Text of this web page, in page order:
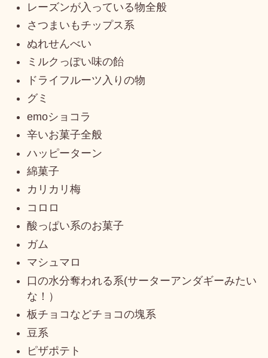
レーズンが入っている物全般
さつまいもチップス系
ぬれせんべい
ミルクっぽい味の飴
ドライフルーツ入りの物
グミ
emoショコラ
辛いお菓子全般
ハッピーターン
綿菓子
カリカリ梅
コロロ
酸っぱい系のお菓子
ガム
マシュマロ
口の水分奪われる系(サーターアンダギーみたい
な！）
板チョコなどチョコの塊系
豆系
ピザポテト